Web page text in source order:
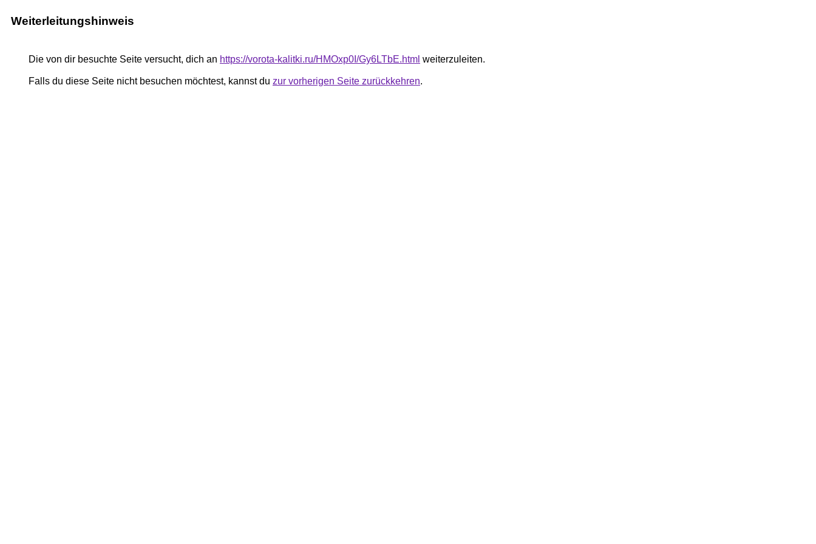
Weiterleitungshinweis
Die von dir besuchte Seite versucht, dich an https://vorota-kalitki.ru/HMOxp0I/Gy6LTbE.html weiterzuleiten.
Falls du diese Seite nicht besuchen möchtest, kannst du zur vorherigen Seite zurückkehren.